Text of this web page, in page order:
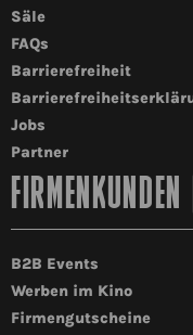
Säle
FAQs
Barrierefreiheit
Jobs
Partner
B2B Events
Werben im Kino
Firmengutscheine